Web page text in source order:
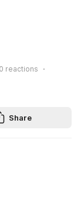
0 reactions
Share